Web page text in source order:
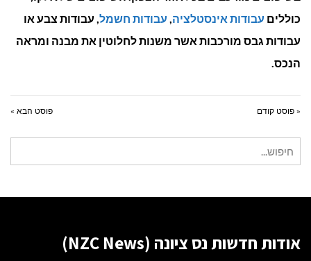
כוללים עבודות אינסטלציה, עבודות חשמל, עבודות צבע או
עבודות גבס מורכבות אשר משנות לחלוטין את מבנה ומראה
הנכס.
« פוסט קודם פוסט הבא »
עבור:
אודות חדשות נס ציונה (NZC News)